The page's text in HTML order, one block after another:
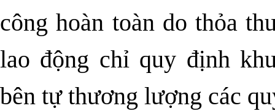
công hoàn toàn do thỏa
lao động chỉ quy định
bên tự thương lượng các